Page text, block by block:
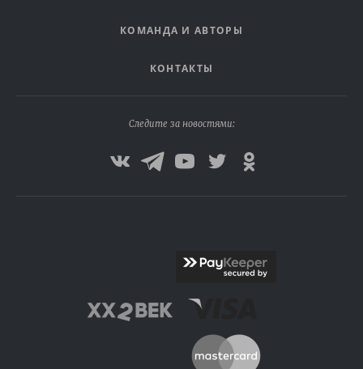
КОМАНДА И АВТОРЫ
КОНТАКТЫ
Следите за новостями: